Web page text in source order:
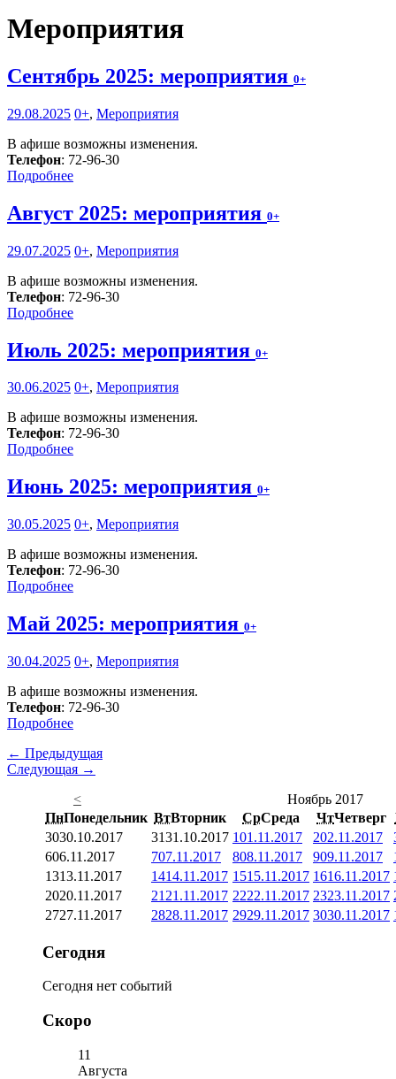
Мероприятия
Сентябрь 2025: мероприятия 0+
29.08.2025 0+, Мероприятия
В афише возможны изменения.
Телефон: 72-96-30
Подробнее
Август 2025: мероприятия 0+
29.07.2025 0+, Мероприятия
В афише возможны изменения.
Телефон: 72-96-30
Подробнее
Июль 2025: мероприятия 0+
30.06.2025 0+, Мероприятия
В афише возможны изменения.
Телефон: 72-96-30
Подробнее
Июнь 2025: мероприятия 0+
30.05.2025 0+, Мероприятия
В афише возможны изменения.
Телефон: 72-96-30
Подробнее
Май 2025: мероприятия 0+
30.04.2025 0+, Мероприятия
В афише возможны изменения.
Телефон: 72-96-30
Подробнее
← Предыдущая
Следующая →
<
Ноябрь 2017
ПнПонедельник ВтВторник СрСреда ЧтЧетверг
3030.10.2017 3131.10.2017 101.11.2017 202.11.2017
606.11.2017 707.11.2017 808.11.2017 909.11.2017
1313.11.2017 1414.11.2017 1515.11.2017 1616.11.2017
2020.11.2017 21 21.11.2017 2222.11.2017 2323.11.2017
2727.11.2017 2828.11.2017 2929.11.2017 3030.11.2017
Сегодня
Сегодня нет событий
Скоро
11
Августа